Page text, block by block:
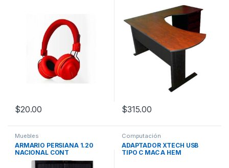
$20.00 $315.00
Muebles
ARMARIO PERSIANA 1.20
NACIONAL CONT
Computación
ADAPTADOR XTECH USB
TIPO C MAC A HEM